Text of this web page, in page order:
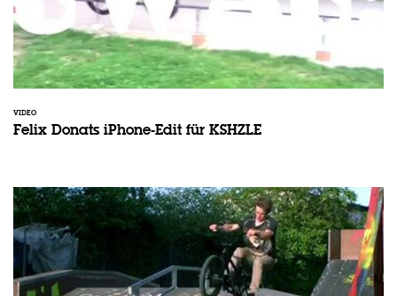
VIDEO
Felix Donats iPhone-Edit für KSHZLE